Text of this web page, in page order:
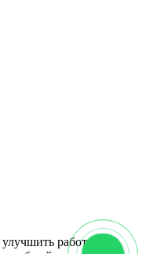
работу с